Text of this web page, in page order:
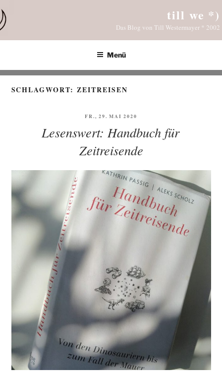
Inhalt
springen
till we *)
Das Blog von Till Westermayer * 2002
Menü
SCHLAGWORT:ZEITREISEN
VERÖFFENTLICHT
FR., 29. MAI 2020
Lesenswert: Handbuch für
Zeitreisende